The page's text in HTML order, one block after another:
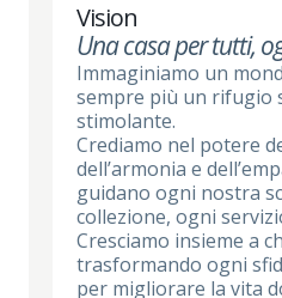
Vision
Una casa per tutti,
Immaginiamo un
sempre più un rifugio
stimolante.
Crediamo nel potere
dell’armonia e
guidano ogni nostra
collezione, ogni
Cresciamo insieme a
trasformando ogni
per migliorare la vita